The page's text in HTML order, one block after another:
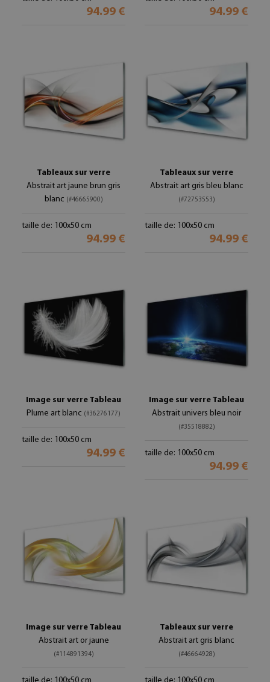
94.99 € 94.99 €
Tableaux sur verre
Abstrait art jaune brun gris
blanc (#46665900)
taille de: 100x50 cm
94.99 €
Tableaux sur verre
Abstrait art gris bleu blanc
(#72753553)
taille de: 100x50 cm
94.99 €
Image sur verre Tableau
Plume art blanc (#36276177)
taille de: 100x50 cm
94.99 €
Image sur verre Tableau
Abstrait univers bleu noir
(#35518882)
taille de: 100x50 cm
94.99 €
Image sur verre Tableau
Abstrait art or jaune
(#114891394)
Tableaux sur verre
Abstrait art gris blanc
(#46664928)